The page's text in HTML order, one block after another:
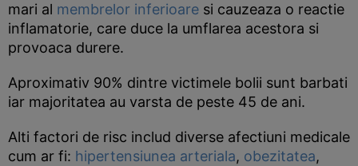
mari al membrelor inferioare si cauzeaza o reactie
inflamatorie, care duce la umflarea acestora si
provoaca durere.
Aproximativ 90% dintre victimele bolii sunt barbati
iar majoritatea au varsta de peste 45 de ani.
Alti factori de risc includ diverse afectiuni medicale
cum ar fi: hipertensiunea arteriala, obezitatea,